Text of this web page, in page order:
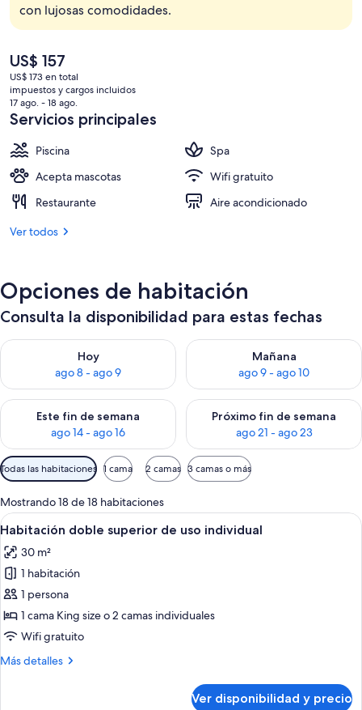
con lujosas comodidades.
El
precio
actual
es
de
US$ 157
US$ 173 en total
impuestos y cargos incluidos
17 ago. - 18 ago.
Servicios principales
Piscina
Spa
Acepta mascotas
Wifi gratuito
Restaurante
Aire acondicionado
Ver todos
Opciones de habitación
Consulta la disponibilidad para estas fechas
Hoy
ago 8 - ago 9
Consulta la disponibilidad para hoy ago 8 - ago 9
Mañana
ago 9 - ago 10
Consulta la disponibilidad
Este fin de semana
ago 14 - ago 16
Consulta la disponibilidad para este fin de semana ago 14 -
Próximo fin de semana
ago 21 - ago 23
Consulta la disponibilidad
Filtros
disponibles
para
las
habitaciones
Todas las habitaciones 1 cama 2 camas 3 camas o más
Mostrando 18 de 18 habitaciones
Ver
todas
las
fotos
de
Habitación
doble
de
Habitación de hotel con una cama
4
Habitación doble superior de uso individual
30 m²
1 habitación
1 persona
1 cama King size o 2 camas individuales
Wifi gratuito
Más detalles
Más
Ver disponibilidad y precio